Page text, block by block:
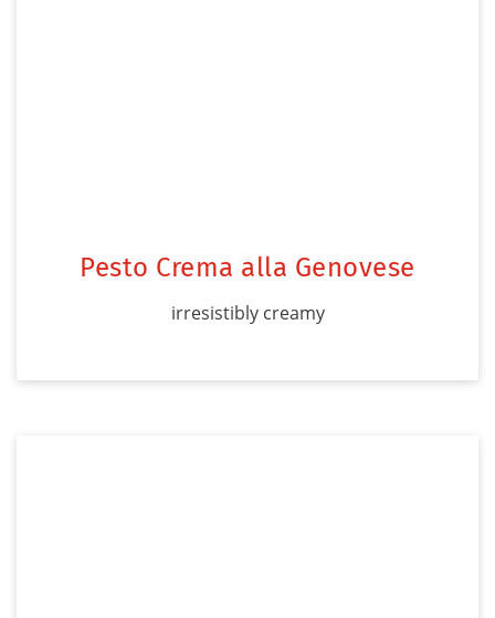
Pesto Crema alla Genovese
irresistibly creamy